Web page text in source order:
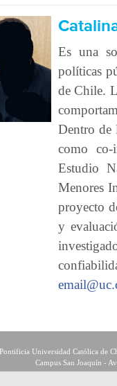
Es una
políticas
de Chile.
Dentro de
como co-
Estudio
Menores
proyecto
y
Universidad Católica de
Campus San Joaquín -